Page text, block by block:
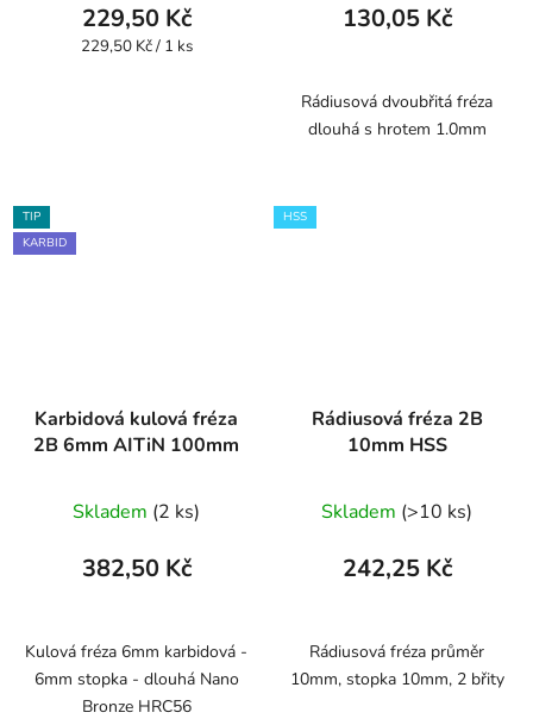
produktu
je
229,50 Kč
Měrná
229,50 Kč / 1 ks
130,05 Kč
Rádiusová dvoubřitá fréza
dlouhá s hrotem 1.0mm
TIP
KARBID
Karbidová kulová fréza
2B 6mm AITiN 100mm
Skladem (2 ks)
382,50 Kč
Kulová fréza 6mm karbidová -
6mm stopka - dlouhá Nano
Bronze HRC56
HSS
Rádiusová fréza 2B
10mm HSS
Skladem (>10 ks)
242,25 Kč
Rádiusová fréza průměr
10mm, stopka 10mm, 2 břity